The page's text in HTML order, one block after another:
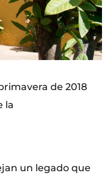
de 2018
la
un legado que